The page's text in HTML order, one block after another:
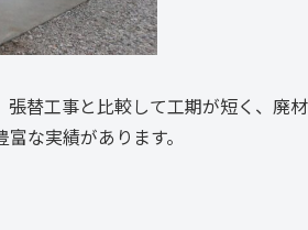
替工事と比較して工期が短く、廃材
な実績があります。